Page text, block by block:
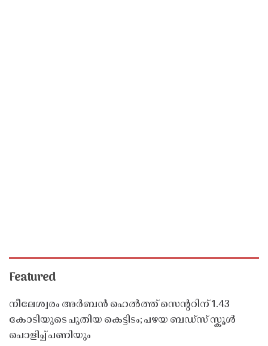
Featured
നീലേശ്വരം അർബൻ ഹെൽത്ത് സെൻ്ററിന് 1.43
കോടിയുടെ പുതിയ കെട്ടിടം; പഴയ ബഡ്സ് സ്കൂൾ
പൊളിച്ച് പണിയും